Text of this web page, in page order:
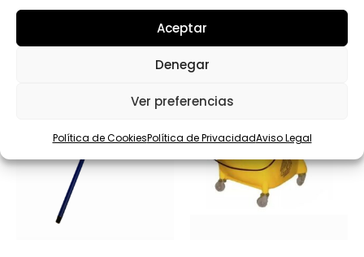
Aceptar
Denegar
Ver preferencias
Política de CookiesPolítica de PrivacidadAviso Legal